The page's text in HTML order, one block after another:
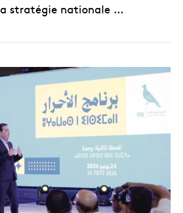
stratégie nationale …